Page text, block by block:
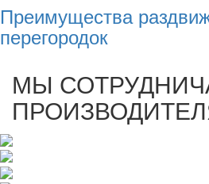
Преимущества
перегородок
МЫ